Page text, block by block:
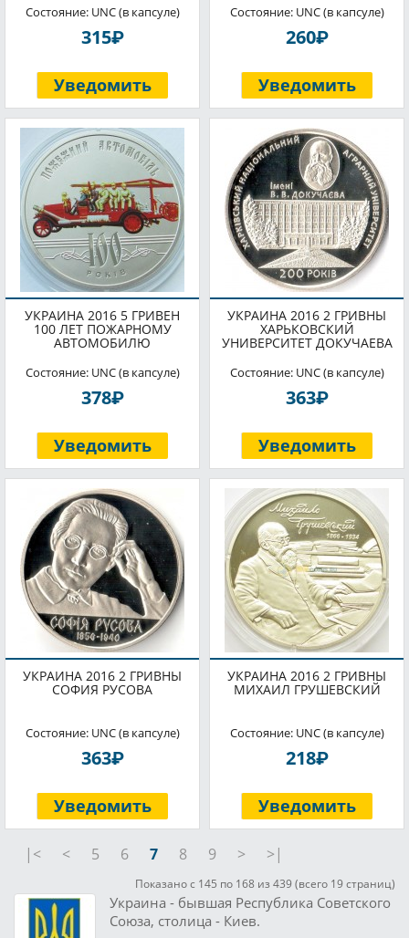
Состояние: UNC (в капсуле)
315P
Уведомить
Состояние: UNC (в капсуле)
260P
Уведомить
УКРАИНА 2016 5 ГРИВЕН
100 ЛЕТ ПОЖАРНОМУ
АВТОМОБИЛЮ
Состояние: UNC (в капсуле)
378P
Уведомить
УКРАИНА 2016 2 ГРИВНЫ
ХАРЬКОВСКИЙ
УНИВЕРСИТЕТ ДОКУЧАЕВА
Состояние: UNC (в капсуле)
363P
Уведомить
УКРАИНА 2016 2 ГРИВНЫ
СОФИЯ РУСОВА
Состояние: UNC (в капсуле)
363P
Уведомить
УКРАИНА 2016 2 ГРИВНЫ
МИХАИЛ ГРУШЕВСКИЙ
Состояние: UNC (в капсуле)
218P
Уведомить
|< < 5 6 7 8 9 > >|
Показано с 145 по 168 из 439 (всего 19 страниц)
Украина - бывшая Республика Советского
Союза, столица - Киев.